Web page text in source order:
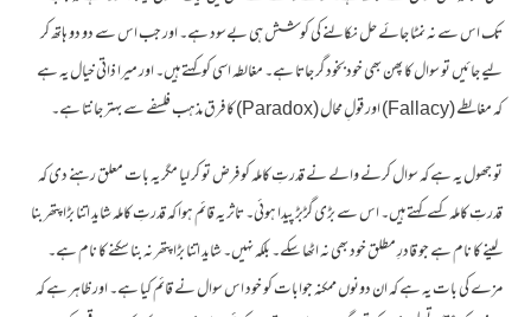
تک اس سے نہ نمٹا جائے حل نکالنے کی کوشش ہی بےسود ہے۔ اور جب اس سے دو دو ہاتھ کر
لیے جائیں تو سوال کا پھن بھی خودبخود گر جاتا ہے۔ مغالطہ اسی کو کہتے ہیں۔ اور میرا ذاتی خیال یہ ہے
کہ مغالطے (Fallacy) اور قولِ محال (Paradox) کا فرق مذہب فلسفے سے بہتر جانتا ہے۔
تو جھول یہ ہے کہ سوال کرنے والے نے قدرتِ کاملہ کو فرض تو کر لیا مگر یہ بات معلق رہنے دی کہ
قدرتِ کاملہ کسے کہتے ہیں۔ اس سے بڑی گڑبڑ پیدا ہوئی۔ تاثر یہ قائم ہوا کہ قدرتِ کاملہ شاید اتنا بڑا پتھر بنا
لینے کا نام ہے جو قادرِ مطلق خود بھی نہ اٹھا سکے۔ بلکہ نہیں۔ شاید اتنا بڑا پتھر نہ بنا سکنے کا نام ہے۔
مزے کی بات یہ ہے کہ ان دونوں ممکنہ جوابات کو خود اس سوال نے قائم کیا ہے۔ اور ظاہر ہے کہ